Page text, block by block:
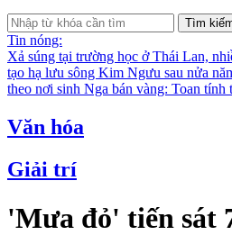
Tìm
Tin nóng:
Xả súng tại trường học ở Thái Lan,
tạo hạ lưu sông Kim Ngưu sau nửa
theo nơi sinh Nga bán vàng: Toan tính
Văn hóa
Giải trí
'Mưa đỏ' tiến sát